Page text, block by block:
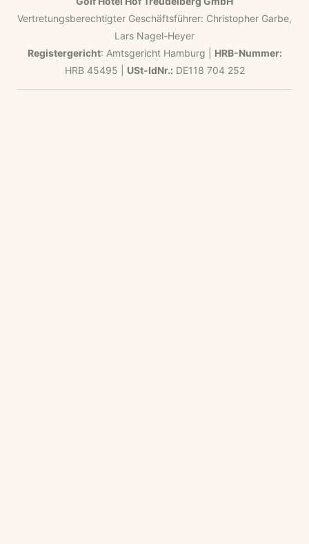
Vertretungsberechtigter Geschäftsführer: Christopher Garbe,
Lars Nagel-Heyer
Registergericht: Amtsgericht Hamburg | HRB-Nummer:
HRB 45495 | USt-IdNr.: DE118 704 252